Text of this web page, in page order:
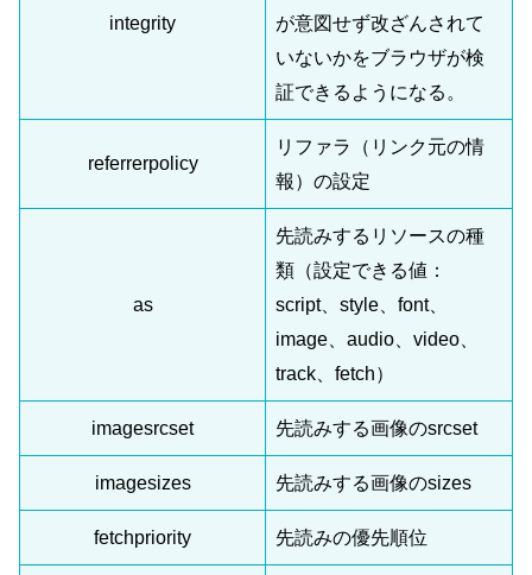
integrity
が意図せず改ざんされて
いないかをブラウザが検
証できるようになる。
referrerpolicy
リファラ（リンク元の情
報）の設定
as
先読みするリソースの種
類（設定できる値：
script、style、font、
image、audio、video、
track、fetch）
imagesrcset 先読みする画像のsrcset
imagesizes 先読みする画像のsizes
fetchpriority 先読みの優先順位